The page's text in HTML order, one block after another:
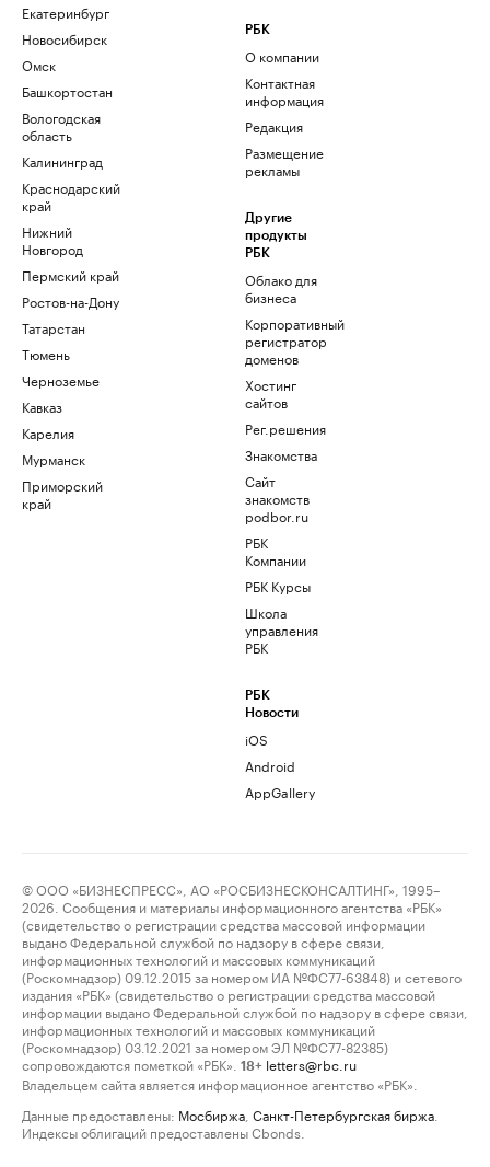
Екатеринбург
Новосибирск
Омск
Башкортостан
Вологодская
область
Калининград
Краснодарский
край
Нижний
Новгород
Пермский край
Ростов-на-Дону
Татарстан
Тюмень
Черноземье
Кавказ
Карелия
Мурманск
Приморский
край
РБК
О компании
Контактная
информация
Редакция
Размещение
рекламы
Другие
продукты
РБК
Облако для
бизнеса
Корпоративный
регистратор
доменов
Хостинг
сайтов
Рег.решения
Знакомства
Сайт
знакомств
podbor.ru
РБК
Компании
РБК Курсы
Школа
управления
РБК
РБК
Новости
iOS
Android
AppGallery
© ООО «БИЗНЕСПРЕСС», АО «РОСБИЗНЕСКОНСАЛТИНГ», 1995–
2026. Сообщения и материалы информационного агентства «РБК»
(свидетельство о регистрации средства массовой информации
выдано Федеральной службой по надзору в сфере связи,
информационных технологий и массовых коммуникаций
(Роскомнадзор) 09.12.2015 за номером ИА №ФС77-63848) и сетевого
издания «РБК» (свидетельство о регистрации средства массовой
информации выдано Федеральной службой по надзору в сфере связи,
информационных технологий и массовых коммуникаций
(Роскомнадзор) 03.12.2021 за номером ЭЛ №ФС77-82385)
сопровождаются пометкой «РБК».
18+ letters@rbc.ru
Владельцем сайта является информационное агентство «РБК».
Данные предоставлены: Мосбиржа Санкт-Петербургская биржа
Индексы облигаций предоставлены Cbonds.